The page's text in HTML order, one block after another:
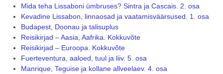
Mida teha Lissaboni ümbruses? Sintra ja Cascais. 2. osa
Kevadine Lissabon, linnaosad ja vaatamisväärsused. 1. osa
Budapest, Doonau ja talisuplus
Reisikirjad – Aasia, Aafrika. Kokkuvõte
Reisikirjad – Euroopa. Kokkuvõte
Fuerteventura, aaloed, tuul ja liiv. 5. osa
Manrique, Teguise ja kollane allveelaev. 4. osa